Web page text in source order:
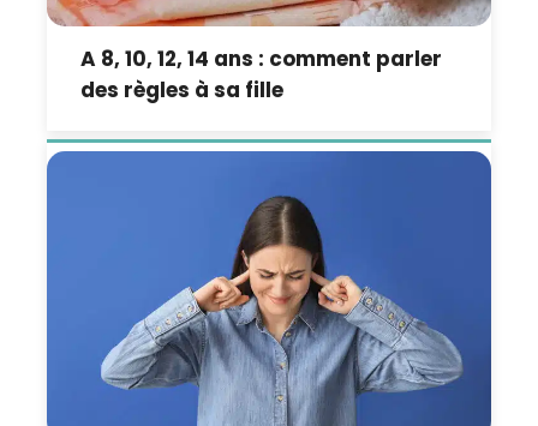
A 8, 10, 12, 14 ans : comment parler
des règles à sa fille